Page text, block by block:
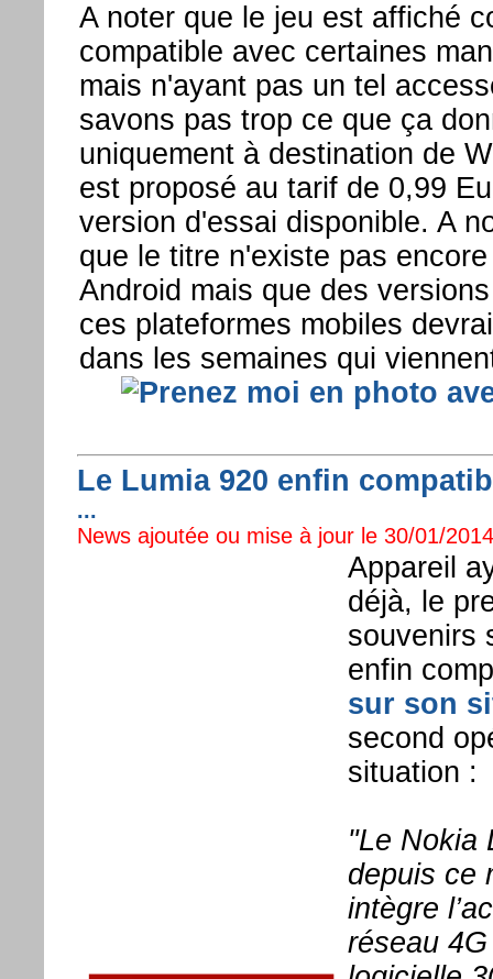
A noter que le jeu est affiché
compatible avec certaines
mais n'ayant pas un tel
savons pas trop ce que ça
uniquement à destination de
est proposé au tarif de 0,99
version d'essai disponible. A
que le titre n'existe pas
Android mais que des
ces plateformes mobiles
dans les semaines qui
Le Lumia 920 enfin
...
News ajoutée ou mise à jour le 30/01/
Appareil
déjà, le
souvenirs
enfin
sur son
second
situation :
"Le Nokia
depuis ce
intègre
réseau